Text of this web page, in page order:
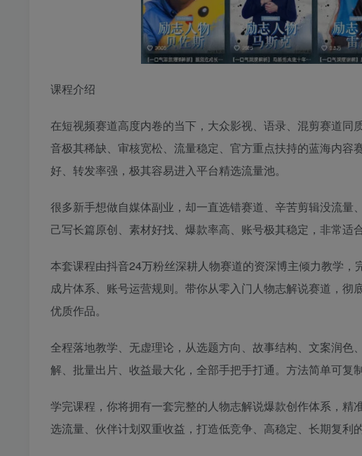
课程介绍
在短视频赛道高度内卷的当下，大众影视、语录、混剪赛道
音极其稀缺、审核宽松、流量稳定、官方重点扶持的蓝海内
好、转发率强，极其容易进入平台精选流量池。
很多新手想做自媒体副业，却一直选错赛道、辛苦剪辑没流
己写长篇原创、素材好找、爆款率高、账号极其稳定，非常适
本套课程由抖音24万粉丝深耕人物赛道的资深博主倾力教学
成片体系、账号运营规则。带你从零入门人物志解说赛道，
优质作品。
全程落地教学、无虚理论，从选题方向、故事结构、文案润
解、批量出片、收益最大化，全部手把手打通。方法简单可复
学完课程，你将拥有一套完整的人物志解说爆款创作体系，
选流量、伙伴计划双重收益，打造低竞争、高稳定、长期复利